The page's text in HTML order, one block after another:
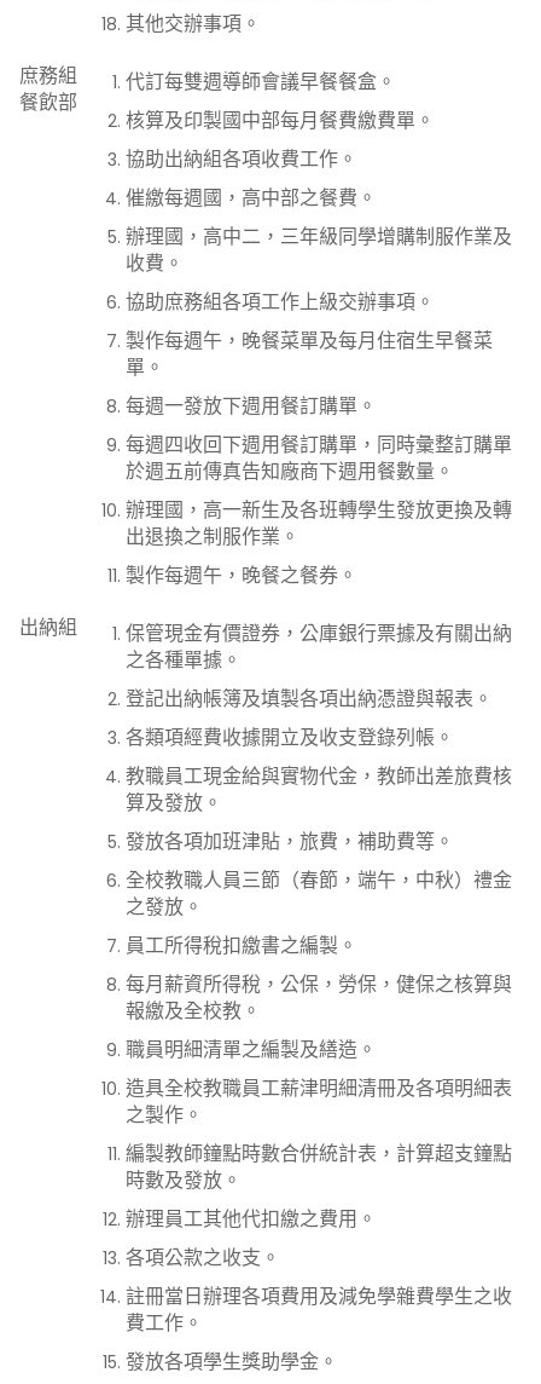
其他交辦事項。
庶務組
餐飲部
代訂每雙週導師會議早餐餐盒。
核算及印製國中部每月餐費繳費單。
協助出納組各項收費工作。
催繳每週國，高中部之餐費。
辦理國，高中二，三年級同學增購制服作業及
收費。
協助庶務組各項工作上級交辦事項。
製作每週午，晚餐菜單及每月住宿生早餐菜
單。
每週一發放下週用餐訂購單。
每週四收回下週用餐訂購單，同時彙整訂購單
於週五前傳真告知廠商下週用餐數量。
辦理國，高一新生及各班轉學生發放更換及轉
出退換之制服作業。
製作每週午，晚餐之餐券。
出納組
保管現金有價證券，公庫銀行票據及有關出納
之各種單據。
登記出納帳簿及填製各項出納憑證與報表。
各類項經費收據開立及收支登錄列帳。
教職員工現金給與實物代金，教師出差旅費核
算及發放。
發放各項加班津貼，旅費，補助費等。
全校教職人員三節（春節，端午，中秋）禮金
之發放。
員工所得稅扣繳書之編製。
每月薪資所得稅，公保，勞保，健保之核算與
報繳及全校教。
職員明細清單之編製及繕造。
造具全校教職員工薪津明細清冊及各項明細表
之製作。
編製教師鐘點時數合併統計表，計算超支鐘點
時數及發放。
辦理員工其他代扣繳之費用。
各項公款之收支。
註冊當日辦理各項費用及減免學雜費學生之收
費工作。
發放各項學生獎助學金。